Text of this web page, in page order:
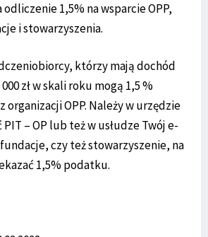
odliczenie 1,5% na wsparcie OPP,
i stowarzyszenia.
którzy mają dochód
zł w skali roku mogą 1,5 %
organizacji OPP. Należy w urzędzie
– OP lub też w usłudze Twój e-
fundacje, czy też stowarzyszenie, na
1,5% podatku.